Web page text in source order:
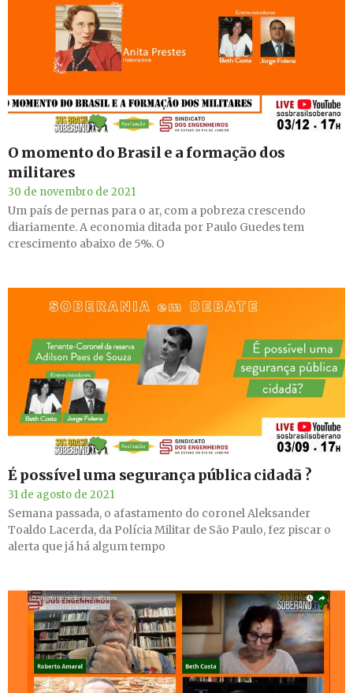
O momento do Brasil e a formação dos
militares
30 de novembro de 2021
Um país de pernas para o ar, com a pobreza crescendo
diariamente. A economia ditada por Paulo Guedes tem
crescimento abaixo de 5%. O
É possível uma segurança pública cidadã ?
31 de agosto de 2021
Semana passada, o afastamento do coronel Aleksander
Toaldo Lacerda, da Polícia Militar de São Paulo, fez piscar o
alerta que já há algum tempo